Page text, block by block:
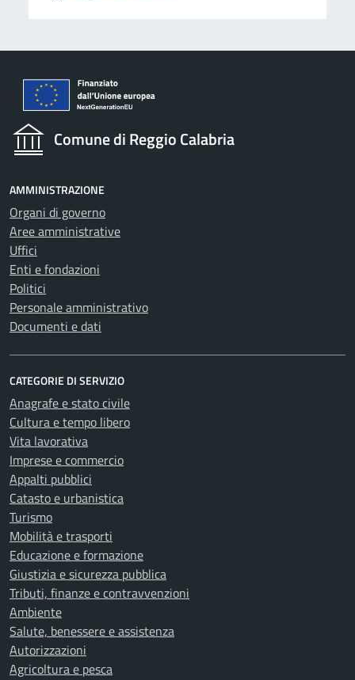
Comune di Reggio Calabria
AMMINISTRAZIONE
Organi di governo
Aree amministrative
Uffici
Enti e fondazioni
Politici
Personale amministrativo
Documenti e dati
CATEGORIE DI SERVIZIO
Anagrafe e stato civile
Cultura e tempo libero
Vita lavorativa
Imprese e commercio
Appalti pubblici
Catasto e urbanistica
Turismo
Mobilità e trasporti
Educazione e formazione
Giustizia e sicurezza pubblica
Tributi, finanze e contravvenzioni
Ambiente
Salute, benessere e assistenza
Autorizzazioni
Agricoltura e pesca